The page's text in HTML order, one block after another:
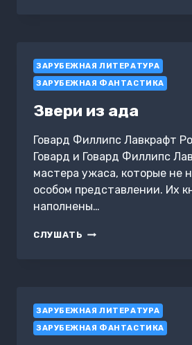
ЗАРУБЕЖНАЯ ЛИТЕРАТУРА
ЗАРУБЕЖНАЯ ФАНТАСТИКА
Звери из ада
Говард Филлипс Лавкрафт
Говард и Говард Филлипс
мастера ужаса, которые не
особом представлении. Их
наполнены…
СЛУШАТЬ ЗВЕРИ
ЗАРУБЕЖНАЯ ЛИТЕРАТУРА
ЗАРУБЕЖНАЯ ФАНТАСТИКА